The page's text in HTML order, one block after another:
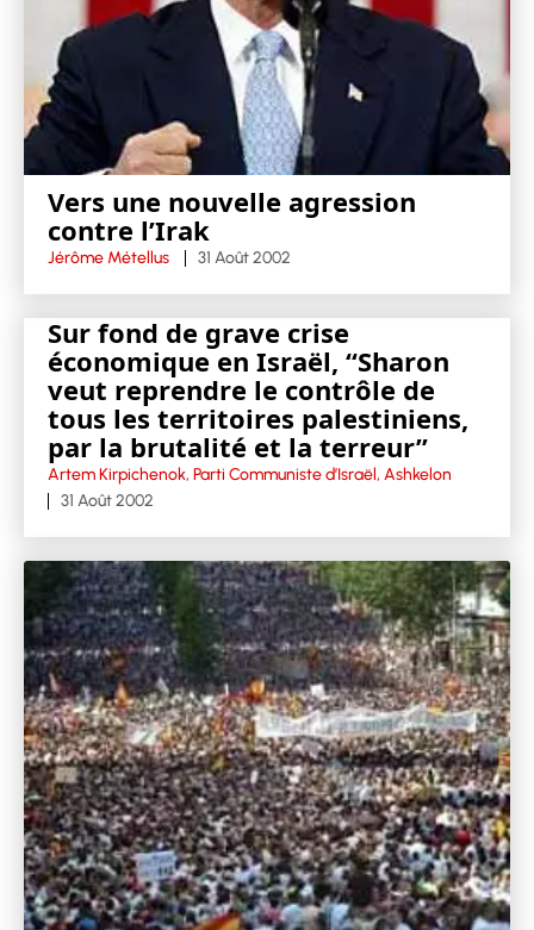
Vers une nouvelle agression
contre l’Irak
Jérôme Métellus 31 Août 2002
Sur fond de grave crise
économique en Israël, “Sharon
veut reprendre le contrôle de
tous les territoires palestiniens,
par la brutalité et la terreur”
Artem Kirpichenok, Parti Communiste d’Israël, Ashkelon
31 Août 2002